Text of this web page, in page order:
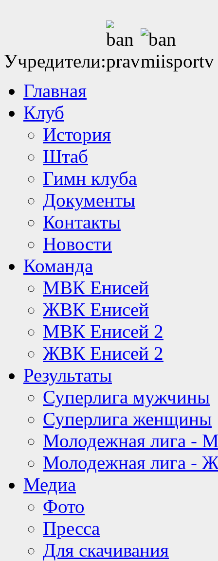
Учредители:
Главная
Клуб
История
Штаб
Гимн клуба
Документы
Контакты
Новости
Команда
МВК Енисей
ЖВК Енисей
МВК Енисей 2
ЖВК Енисей 2
Результаты
Суперлига мужчины
Суперлига женщины
Молодежная лига -
Молодежная лига -
Медиа
Фото
Пресса
Для скачивания